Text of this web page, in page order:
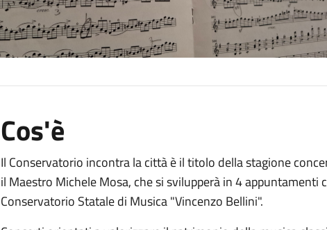
Cos'è
Il Conservatorio incontra la città è il titolo della stagione
il Maestro Michele Mosa, che si svilupperà in 4 appuntamenti
Conservatorio Statale di Musica "Vincenzo Bellini".